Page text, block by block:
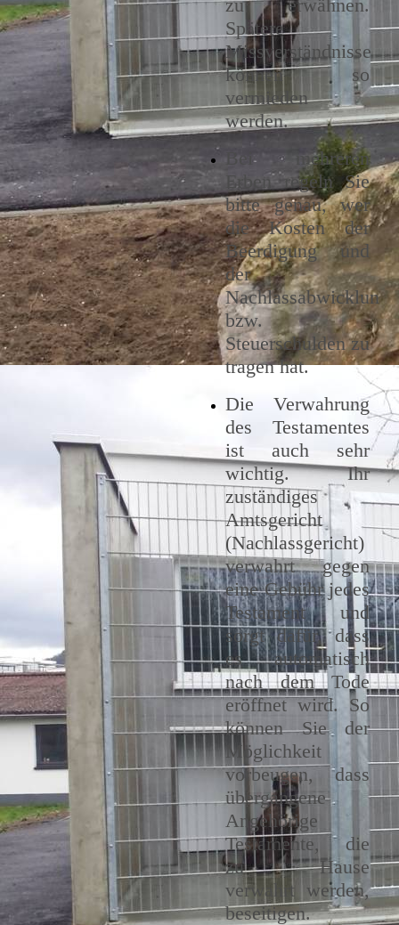
zu erwähnen.
Spätere
Missverständnisse
können so
vermieden
werden.
Bei mehreren
Erben regeln Sie
bitte genau, wer
die Kosten der
Beerdigung und
der
Nachlassabwicklung
bzw.
Steuerschulden zu
tragen hat.
Die Verwahrung
des Testamentes
ist auch sehr
wichtig. Ihr
zuständiges
Amtsgericht
(Nachlassgericht)
verwahrt gegen
eine Gebühr jedes
Testament und
sorgt dafür, dass
es automatisch
nach dem Tode
eröffnet wird. So
können Sie der
Möglichkeit
vorbeugen, dass
übergangene
Angehörige
Testamente, die
zu Hause
verwahrt werden,
beseitigen.